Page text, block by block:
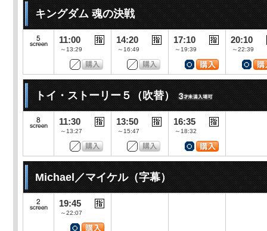
キングダム 魂の決戦
11:00
～13:29
14:20
～16:49
17:10
～19:39
20:10
～22:39
トイ・ストーリー５（吹替）
11:30
～13:27
13:50
～15:47
16:35
～18:32
Michael／マイケル（字幕）
19:45
～22:07